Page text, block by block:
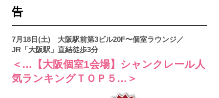
告
7月18日(土) 大阪駅前第3ビル20F〜個室ラウンジ／
JR「大阪駅」直結徒歩3分
＜…【大阪個室1会場】シャンクレール人
気ランキングＴＯＰ５…＞